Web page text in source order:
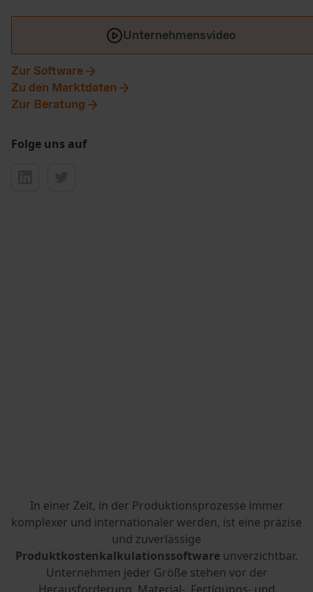
Unternehmensvideo
Zur Software
Zu den Marktdaten
Zur Beratung
Folge uns auf
In einer Zeit, in der Produktionsprozesse immer
komplexer und internationaler werden, ist eine präzise
und zuverlässige
Produktkostenkalkulationssoftware unverzichtbar.
Unternehmen jeder Größe stehen vor der